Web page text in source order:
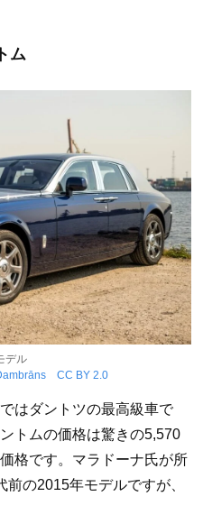
ム
デル
CC BY 2.0
はダントツの最高級車で
トムの価格は驚きの5,570
格です。マラドーナ氏が所
の2015年モデルですが、